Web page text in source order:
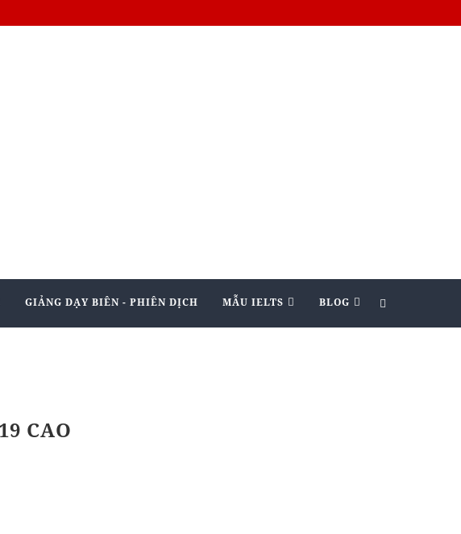
GIẢNG DẠY BIÊN - PHIÊN DỊCH MẪU IELTS BLOG
CAO